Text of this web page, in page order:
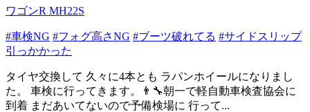
ワゴンR MH22S
#車検NG #フォグ高さNG #ブーツ破れてる #サイドスリップ
引っかかった
タイヤ交換して 久々に4本とも ラパンホイールになりまし
た。 車検に行ってきます。👨‍🔧朝一で軽自動車検査協会に
到着 まだあいてないので予備検場に 行って...